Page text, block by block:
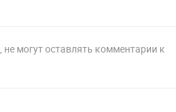
, не могут оставлять комментарии к